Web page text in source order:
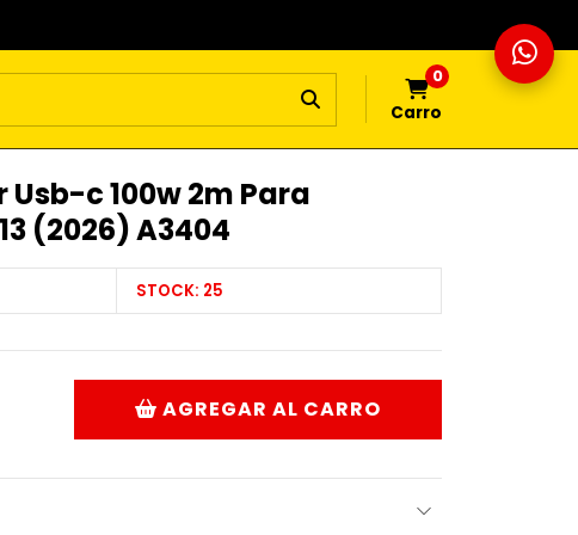
0
Carro
Usb-c 100w 2m Para
(2026) A3404
STOCK: 25
AGREGAR AL CARRO